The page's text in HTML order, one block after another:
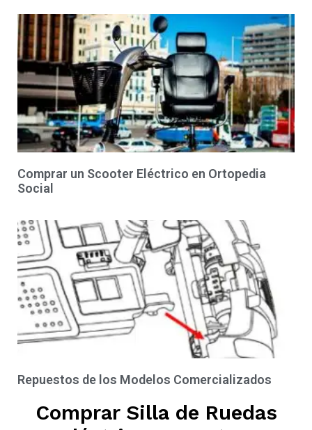
Comprar un Scooter Eléctrico en Ortopedia
Social
Repuestos de los Modelos Comercializados
Comprar Silla de Ruedas